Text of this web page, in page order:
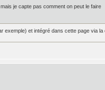
0px;
je capte pas comment on peut le faire
et intégré dans cette page via la